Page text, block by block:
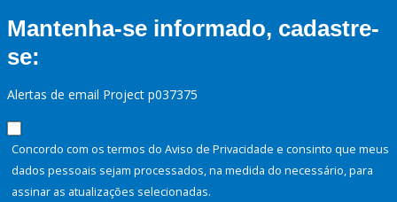
Mantenha-se informado, cadastre-
se:
Alertas de email Project p037375
Concordo com os termos do Aviso de Privacidade e consinto que meus
dados pessoais sejam processados, na medida do necessário, para
assinar as atualizações selecionadas.